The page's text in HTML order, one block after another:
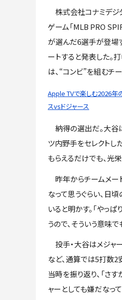
株式会社コナミデジ
ゲーム「MLB PRO
が選んだ6選手が登場
ートすると発表した。
は、“コンビ”を組むチ
Apple TVで楽しむ2026
スvsドジャース
納得の選出だ。大谷
ツ内野手をセレクトし
もらえるだけでも、光
昨年からチームメー
なって思うぐらい、日
いると明かす。「やっ
うので、そういう意味
投手・大谷はメジャ
など、通算では5打数2
当時を振り返り、「さ
ャーとしても嫌だなっ